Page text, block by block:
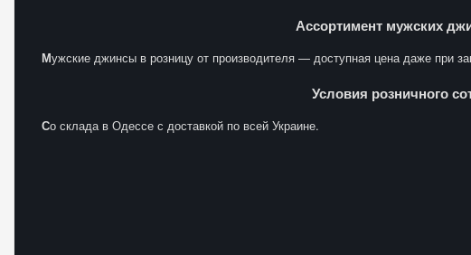
Ассортимент мужских
Мужские джинсы в розницу от производителя — доступная цена даже при
Условия розничного
Со склада в Одессе с доставкой по всей Украине.